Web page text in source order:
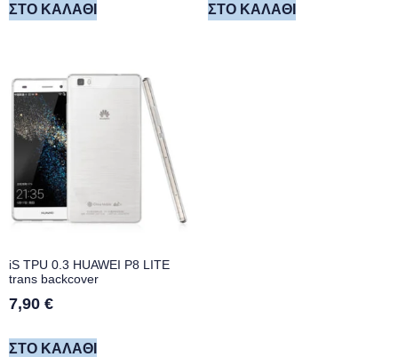
ΣΤΟ ΚΑΛΆΘΙ ΣΤΟ ΚΑΛΆΘΙ
iS TPU 0.3 HUAWEI P8 LITE
trans backcover
7,90 €
ΣΤΟ ΚΑΛΆΘΙ